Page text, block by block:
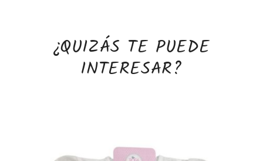
¿QUIZÁS TE PUEDE
INTERESAR?